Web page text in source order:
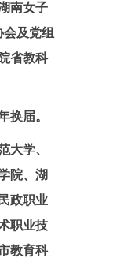
南女子
会及党组
省教科
换届。
大学、
院、湖
政职业
职业技
教育科